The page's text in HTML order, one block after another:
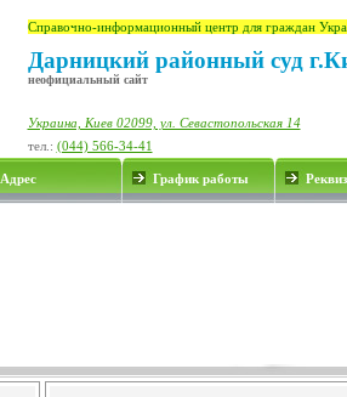
Справочно-информационный центр для граждан
Дарницкий районный суд
неофициальный сайт
Украина, Киев 02099, ул. Севастопольская 14
тел.: (044) 566-34-41
Адрес График работы